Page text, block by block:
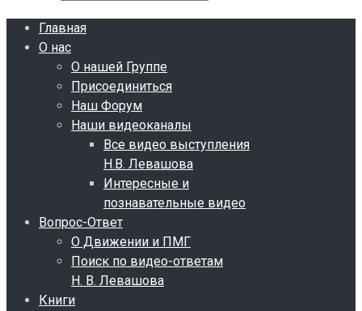
Главная
О нас
О нашей Группе
Присоединиться
Наш Форум
Наши видеоканалы
Все видео выступления
Н.В. Левашова
Интересные и
познавательные видео
Вопрос-Ответ
О Движении и ПМГ
Поиск по видео-ответам
Н. В. Левашова
Книги